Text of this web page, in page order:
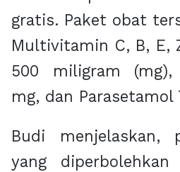
gratis. Paket obat
Multivitamin C, B, E,
500 miligram
mg, dan Parasetamol
Budi menjelaskan,
yang